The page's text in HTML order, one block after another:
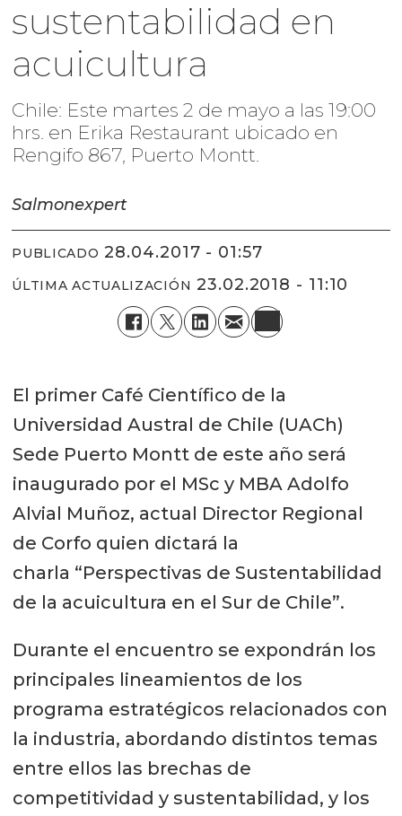
sustentabilidad en
acuicultura
Chile: Este martes 2 de mayo a las 19:00
hrs. en Erika Restaurant ubicado en
Rengifo 867, Puerto Montt.
Salmonexpert
PUBLICADO 28.04.2017 - 01:57
ÚLTIMA ACTUALIZACIÓN 23.02.2018 - 11:10
El primer Café Científico de la
Universidad Austral de Chile (UACh)
Sede Puerto Montt de este año será
inaugurado por el MSc y MBA Adolfo
Alvial Muñoz, actual Director Regional
de Corfo quien dictará la
charla “Perspectivas de Sustentabilidad
de la acuicultura en el Sur de Chile”.
Durante el encuentro se expondrán los
principales lineamientos de los
programa estratégicos relacionados con
la industria, abordando distintos temas
entre ellos las brechas de
competitividad y sustentabilidad, y los